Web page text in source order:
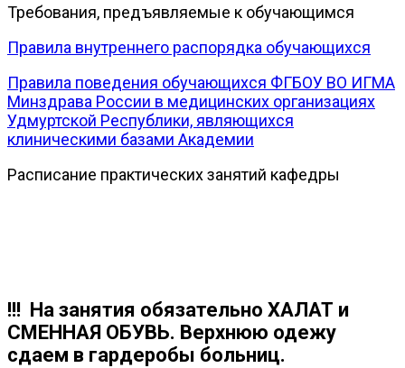
Требования, предъявляемые к обучающимся
Правила внутреннего распорядка обучающихся
Правила поведения обучающихся ФГБОУ ВО ИГМА
Минздрава России в медицинских организациях
Удмуртской Республики, являющихся
клиническими базами Академии
Расписание практических занятий кафедры
!!! На занятия обязательно ХАЛАТ и
СМЕННАЯ ОБУВЬ. Верхнюю одежу
сдаем в гардеробы больниц.